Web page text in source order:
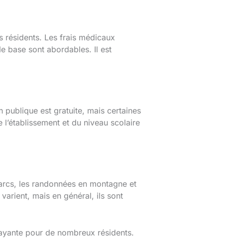
résidents. Les frais médicaux
base sont abordables. Il est
publique est gratuite, mais certaines
et du niveau scolaire
les randonnées en montagne et
mais en général, ils sont
pour de nombreux résidents.